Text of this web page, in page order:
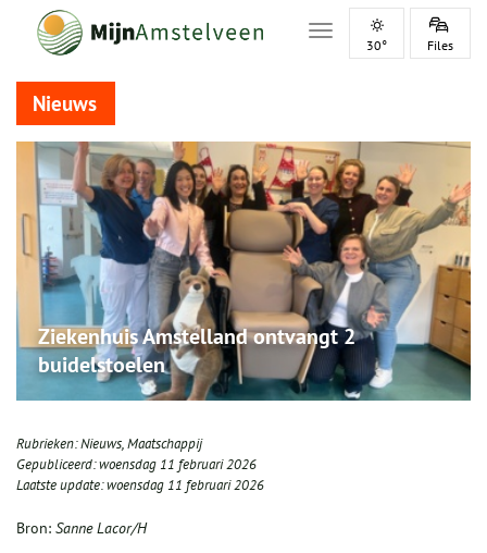
Toggle navigation
30° Files
Nieuws
Ziekenhuis Amstelland ontvangt 2
buidelstoelen
Rubrieken:Nieuws,Maatschappij
Gepubliceerd:woensdag 11 februari 2026
Laatste update:woensdag 11 februari 2026
Bron: Sanne Lacor/H